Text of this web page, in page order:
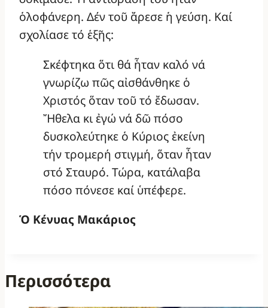
ὁλοφάνερη. Δέν τοῦ ἄρεσε ἡ γεύση. Καί
σχολίασε τό ἑξῆς:
Σκέφτηκα ὅτι θά ἦταν καλό νά
γνωρίζω πῶς αἰσθάνθηκε ὁ
Χριστός ὅταν τοῦ τό ἔδωσαν.
Ἤθελα κι ἐγώ νά δῶ πόσο
δυσκολεύτηκε ὁ Κύριος ἐκείνη
τήν τρομερή στιγμή, ὅταν ἦταν
στό Σταυρό. Τώρα, κατάλαβα
πόσο πόνεσε καί ὑπέφερε.
Ὁ Κένυας Μακάριος
Περισσότερα